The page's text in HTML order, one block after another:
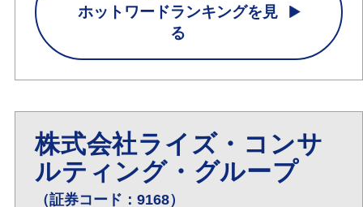
ホットワードランキングを見
る
株式会社ライズ・コンサ
ルティング・グループ
（証券コード：9168）